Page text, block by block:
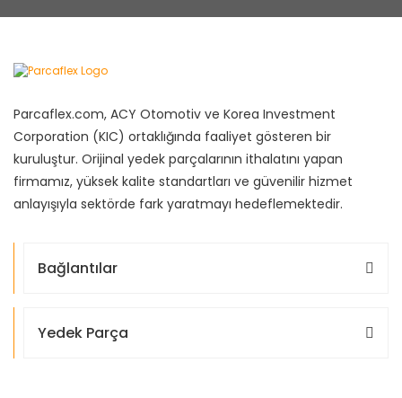
Parcaflex.com, ACY Otomotiv ve Korea Investment
Corporation (KIC) ortaklığında faaliyet gösteren bir
kuruluştur. Orijinal yedek parçalarının ithalatını yapan
firmamız, yüksek kalite standartları ve güvenilir hizmet
anlayışıyla sektörde fark yaratmayı hedeflemektedir.
Bağlantılar
Yedek Parça